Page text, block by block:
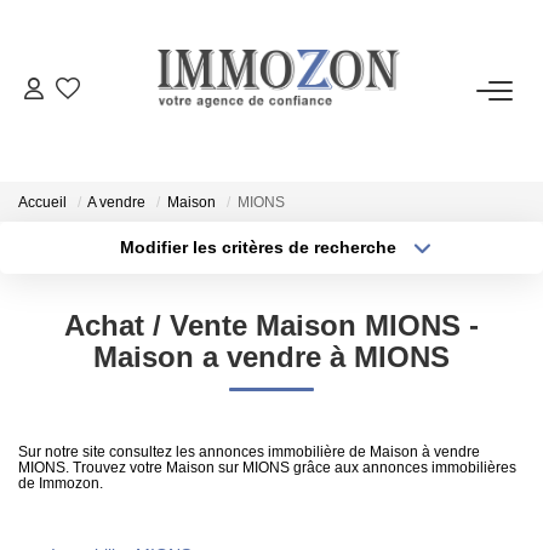
LOUER
ESTIMER
Accueil A vendre Maison MIONS
Modifier les critères de recherche
Sélectionnez...
Type de bien
Surface min
Créer une alerte
Achat / Vente Maison MIONS -
Maison a vendre à MIONS
Sur notre site consultez les annonces immobilière de Maison à vendre
MIONS. Trouvez votre Maison sur MIONS grâce aux annonces immobilières
de Immozon.